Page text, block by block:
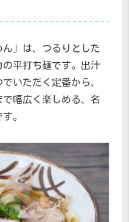
」は、つるりとした
平打ち麺です。出汁
いただく定番から、
幅広く楽しめる、名
。